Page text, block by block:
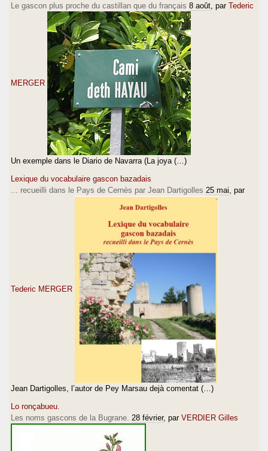
Le gascon plus proche du castillan que du français 8 août , par Tederic
MERGER
Un exemple dans le Diario de Navarra (La joya (…)
Lexique du vocabulaire gascon bazadais
... recueilli dans le Pays de Cernès par Jean Dartigolles 25 mai , par
Tederic MERGER
Jean Dartigolles, l’autor de Pey Marsau dejà comentat (…)
Lo ronçabueu.
Les noms gascons de la Bugrane. 28 février, par VERDIER Gilles